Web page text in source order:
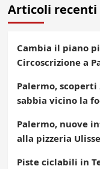
Articoli recenti
Cambia il piano
Circoscrizione a
Palermo,
sabbia vicino la
Palermo, nuove
alla pizzeria
Piste ciclabili in